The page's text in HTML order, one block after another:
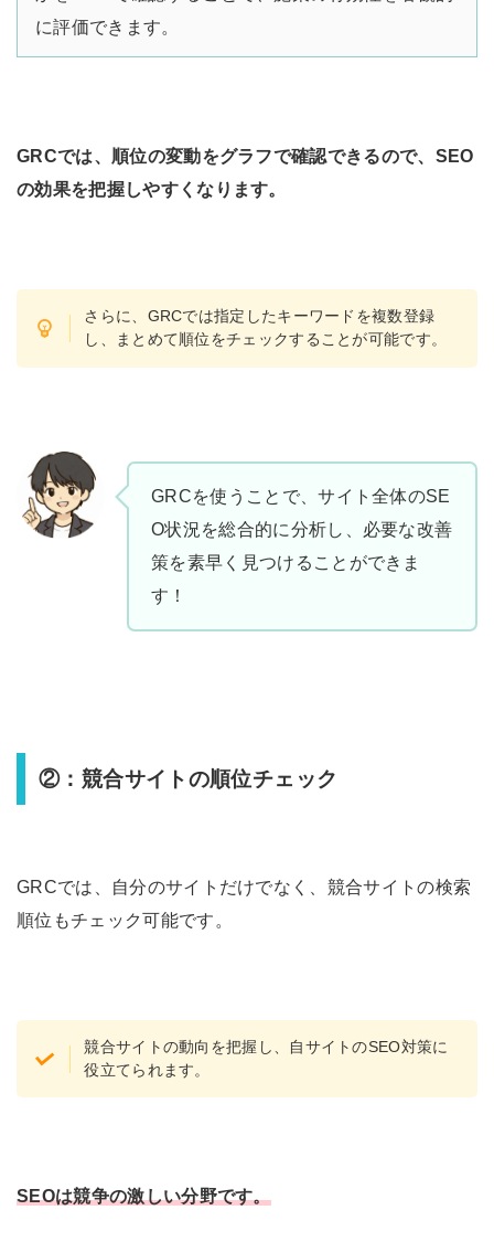
に評価できます。
GRCでは、順位の変動をグラフで確認できるので、SEO
の効果を把握しやすくなります。
さらに、GRCでは指定したキーワードを複数登録
し、まとめて順位をチェックすることが可能です。
GRCを使うことで、サイト全体のSE
O状況を総合的に分析し、必要な改善
策を素早く見つけることができま
す！
②：競合サイトの順位チェック
GRCでは、自分のサイトだけでなく、競合サイトの検索
順位もチェック可能です。
競合サイトの動向を把握し、自サイトのSEO対策に
役立てられます。
SEOは競争の激しい分野です。